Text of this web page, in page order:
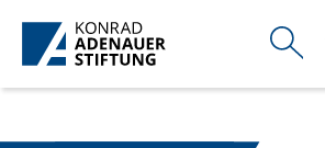
Skip to Main Content